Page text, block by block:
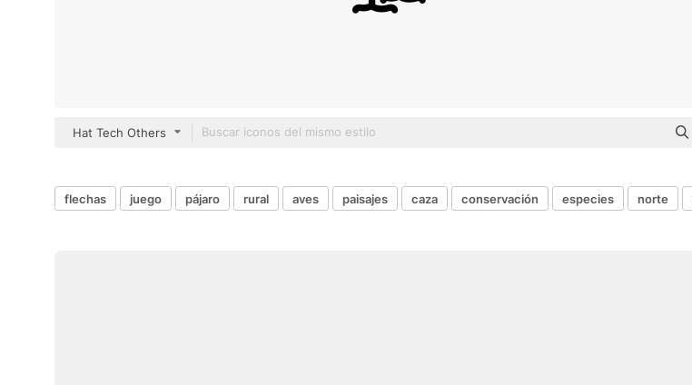
Hat Tech Others
flechas juego pájaro rural aves paisajes caza conservación especies norte